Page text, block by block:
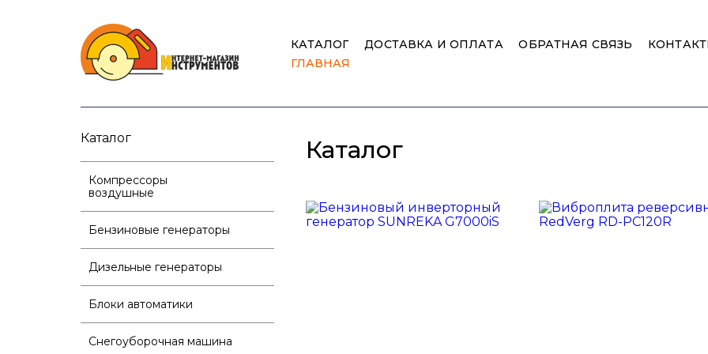
КАТАЛОГ ДОСТАВКА И ОПЛАТА ОБРАТНАЯ СВЯЗЬ
ГЛАВНАЯ
Каталог
Компрессоры
воздушные
Бензиновые генераторы
Дизельные генераторы
Блоки автоматики
Снегоуборочная машина
Каталог